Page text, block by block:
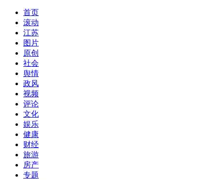
首页
滚动
江苏
图片
原创
社会
舆情
政风
视频
评论
文化
娱乐
健康
财经
旅游
房产
专题